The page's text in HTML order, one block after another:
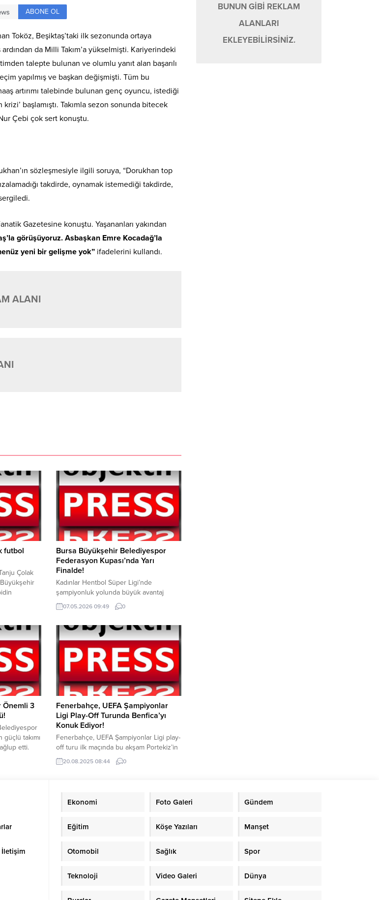
ABONE OL
Toköz, Beşiktaş’taki ilk sezonunda ortaya
da Milli Takım’a yükselmişti. Kariyerindeki
talepte bulunan ve olumlu yanıt alan başarılı
yapılmış ve başkan değişmişti. Tüm bu
artırımı talebinde bulunan genç oyuncu, istediği
başlamıştı. Takımla sezon sonunda bitecek
Çebi çok sert konuştu.
sözleşmesiyle ilgili soruya, “Dorukhan top
takdirde, oynamak istemediği takdirde,
Gazetesine konuştu. Yaşananları yakından
görüşüyoruz. Asbaşkan Emre Kocadağ’la
yeni bir gelişme yok” ifadelerini kullandı.
ALANI
futbol
Çolak
keşfedilip
sağlamak
15 yıl
kentin büyük
Çolak
Bursa Büyükşehir Belediyespor
Federasyon Kupası’nda Yarı
Finalde!
Kadınlar Hentbol Süper Ligi’nde
şampiyonluk yolunda büyük avantaj
sahibi olan Bursa Büyükşehir
Belediyespor, İstanbul’da düzenlenen
finalinde Yenimahalle Belediyespor’u 33-
26 mağlup ederek adını yarı finale
yazdırdı. Ligde en yakın rakibi önünde 1
maç eksiğine rağmen bitime 3 maç kala 4
puan fark elde eden Bursa Büyükşehir...
07.05.2026 09:49 0
Önemli 3
takımı
etti.
maçta
hızlı
attığı
Fenerbahçe, UEFA Şampiyonlar
Ligi Play-Off Turunda Benfica’yı
Konuk Ediyor!
Fenerbahçe, UEFA Şampiyonlar Ligi play-
off turu ilk maçında bu akşam Portekiz’in
köklü kulüplerinden Benfica’yı konuk
ediyor. İstanbul’daki Chobani Stadyumu
Siebert düdük çalacak. Fenerbahçe’nin
Oosterwolde, Skriniar, Çağlar, Archie
20.08.2025 08:44 0
BUNUN GİBİ REKLAM
ALANLARI
EKLEYEBİLİRSİNİZ.
İletişim
Ekonomi Foto Galeri Gündem
Eğitim Köşe Yazıları Manşet
Otomobil Sağlık Spor
Teknoloji Video Galeri Dünya